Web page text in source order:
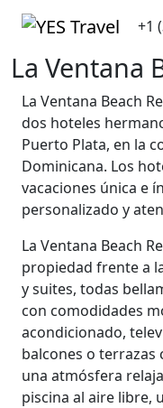
+1
La Ventana
La Ventana Beach
dos hoteles
Puerto Plata, en la
Dominicana. Los
vacaciones única e
personalizado y
La Ventana Beach
propiedad frente a
y suites, todas
con comodidades
acondicionado,
balcones o terrazas
una atmósfera
piscina al aire libre,